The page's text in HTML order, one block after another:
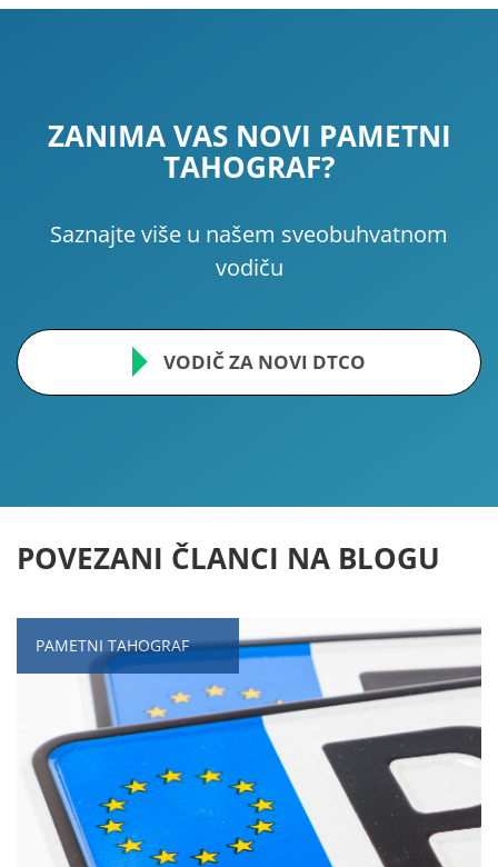
ZANIMA VAS NOVI PAMETNI
TAHOGRAF?
Saznajte više u našem sveobuhvatnom
vodiču
VODIČ ZA NOVI DTCO
POVEZANI ČLANCI NA BLOGU
PAMETNI TAHOGRAF